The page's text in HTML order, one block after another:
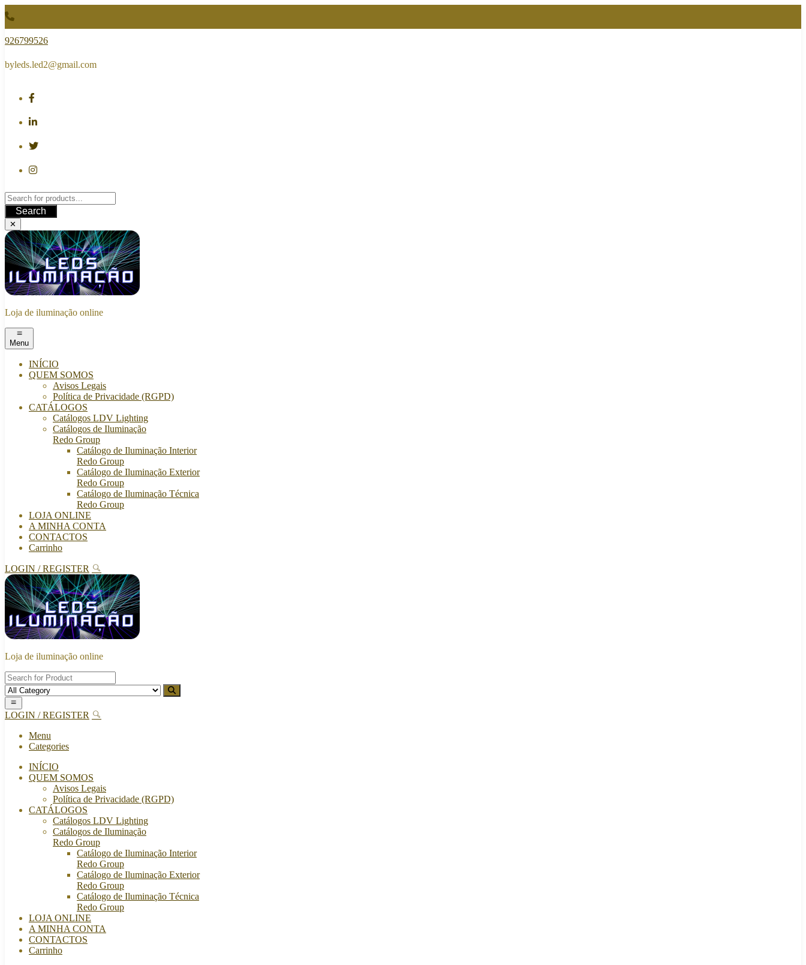
Skip
to
content
926799526
byleds.led2@gmail.com
Search
✕
Loja de iluminação online
Menu
INÍCIO
QUEM SOMOS
Avisos Legais
Política de Privacidade (RGPD)
CATÁLOGOS
Catálogos LDV Lighting
Catálogos de Iluminação
Redo Group
Catálogo de Iluminação Interior
Redo Group
Catálogo de Iluminação Exterior
Redo Group
Catálogo de Iluminação Técnica
Redo Group
LOJA ONLINE
A MINHA CONTA
CONTACTOS
Carrinho
LOGIN / REGISTER
Loja de iluminação online
LOGIN / REGISTER
Menu
Categories
INÍCIO
QUEM SOMOS
Avisos Legais
Política de Privacidade (RGPD)
CATÁLOGOS
Catálogos LDV Lighting
Catálogos de Iluminação
Redo Group
Catálogo de Iluminação Interior
Redo Group
Catálogo de Iluminação Exterior
Redo Group
Catálogo de Iluminação Técnica
Redo Group
LOJA ONLINE
A MINHA CONTA
CONTACTOS
Carrinho